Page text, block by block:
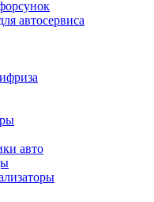
автосервиса
авто